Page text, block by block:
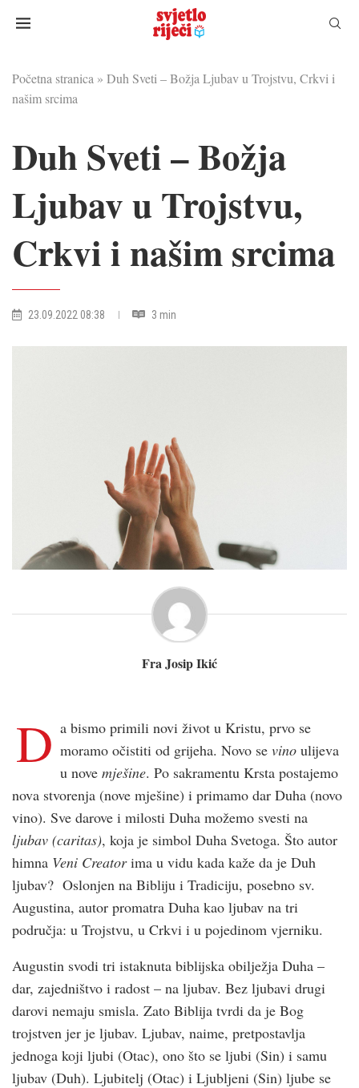
Početna stranica » Duh Sveti – Božja Ljubav u Trojstvu, Crkvi i
našim srcima
Duh Sveti – Božja
Ljubav u Trojstvu,
Crkvi i našim srcima
23.09.2022 08:38 3 min
Fra Josip Ikić
D a bismo primili novi život u Kristu, prvo se
moramo očistiti od grijeha. Novo sevino ulijeva
u novemješine. Po sakramentu Krsta postajemo
nova stvorenja (nove mješine) i primamo dar Duha (novo
vino). Sve darove i milosti Duha možemo svesti na
ljubav (caritas), koja je simbol Duha Svetoga. Što autor
himna Veni Creatorima u vidu kada kaže da je Duh
ljubav? Oslonjen na Bibliju i Tradiciju, posebno sv.
Augustina, autor promatra Duha kao ljubav na tri
područja: u Trojstvu, u Crkvi i u pojedinom vjerniku.
Augustin svodi tri istaknuta biblijska obilježja Duha –
dar, zajedništvo i radost – na ljubav. Bez ljubavi drugi
darovi nemaju smisla. Zato Biblija tvrdi da je Bog
trojstven jer je ljubav. Ljubav, naime, pretpostavlja
jednoga koji ljubi (Otac), ono što se ljubi (Sin) i samu
ljubav (Duh). Ljubitelj (Otac) i Ljubljeni (Sin) ljube se